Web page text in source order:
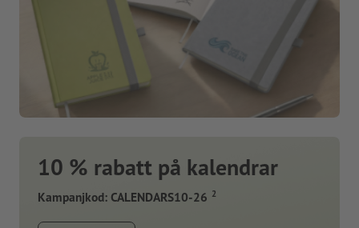
10 % rabatt på kalendrar
Kampanjkod: CALENDARS10-26 2